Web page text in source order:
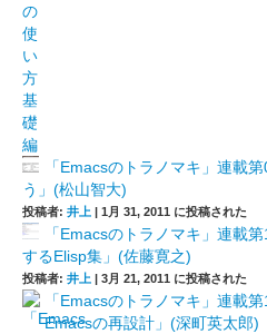
「Emacsのトラノマキ」連載
う」(松山智大)
投稿者: 井上 1月 31, 2011 に投稿された
「Emacsのトラノマキ」連載
するElisp集」(佐藤寛之)
投稿者: 井上 3月 21, 2011 に投稿された
「Emacsのトラノマキ」連載
Emacsの再設計」(深町英太郎)